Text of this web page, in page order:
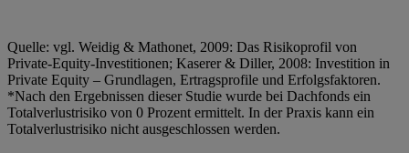
Quelle: vgl. Weidig & Mathonet, 2009: Das Risikoprofil von
Private-Equity-Investitionen; Kaserer & Diller, 2008: Investition in
Private Equity – Grundlagen, Ertragsprofile und Erfolgsfaktoren.
*Nach den Ergebnissen dieser Studie wurde bei Dachfonds ein
Totalverlustrisiko von 0 Prozent ermittelt. In der Praxis kann ein
Totalverlustrisiko nicht ausgeschlossen werden.